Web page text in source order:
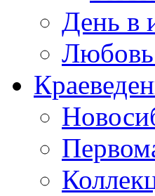
День в
Любовь